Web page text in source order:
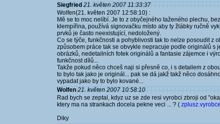
Siegfried 21. květen 2007 11:33:37
Wolfen(21. květen 2007 12:58:10) :
Mě se to moc nelíbí. Je to z obyčejného taženého plechu,
klempířina, používá signovačku místo aby ty žlábky ručně
prvků je často neexistující, nedoložený.
Co se týče, funkčnosti a pohyblivosti tak to nelze posoudit z
způsobem práce tak se obvykle nepracuje podle originálů s
obrázků, nedetailních fotek originálů a fantasie zájemce i
funkčnost dílů...
Takže pokud něco chceš naji si přesně co, i s detailem z
to bylo tak jako je originál... pak se dá jakž takž něco
vypadat jako by to bylo kované...
Wolfen 21. květen 2007 10:58:10
Rad bych se zeptal, kdyz uz se zde resi vyrobci zbroji od
ktery ma na strankach docela pekne veci ... ? (
Diky